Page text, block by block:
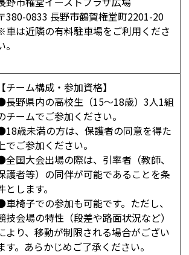
380-0833 長野市鶴賀権堂町2201-20
車は近隣の有料駐車場をご利用くださ
。
【チーム構成・参加資格】
野県内の高校生（15～18歳）3人1組
チームでご参加ください。
歳未満の方は、保護者の同意を得た
でご参加ください。
国大会出場の際は、引率者（教師、
護者等）の同伴が可能であることを条
とします。
椅子での参加も可能です。ただし、
技会場の特性（段差や路面状況など）
より、移動が制限される場合がござい
す。あらかじめご了承ください。